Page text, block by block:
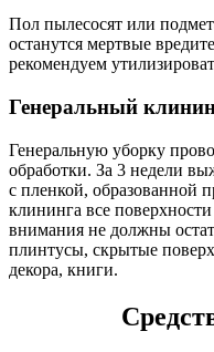
Пол пылесосят или
останутся мертвые
рекомендуем
Генеральный
Генеральную уборку
обработки. За 3 недели
с пленкой, образованной
клининга все
внимания не должны
плинтусы, скрытые
декора, книги.